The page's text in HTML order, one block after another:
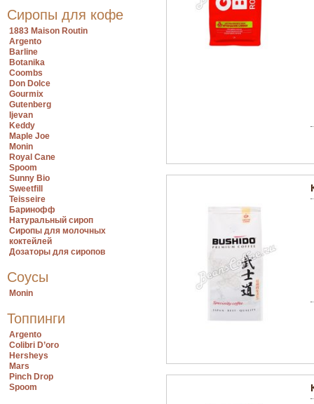
Сиропы для кофе
1883 Maison Routin
Argento
Barline
Botanika
Coombs
Don Dolce
Gourmix
Gutenberg
Ijevan
Keddy
Maple Joe
Monin
Royal Cane
Spoom
Sunny Bio
Sweetfill
Teisseire
Баринофф
Натуральный сироп
Сиропы для молочных
коктейлей
Дозаторы для сиропов
Соусы
Monin
Топпинги
Argento
Colibri D’oro
Hersheys
Mars
Pinch Drop
Spoom